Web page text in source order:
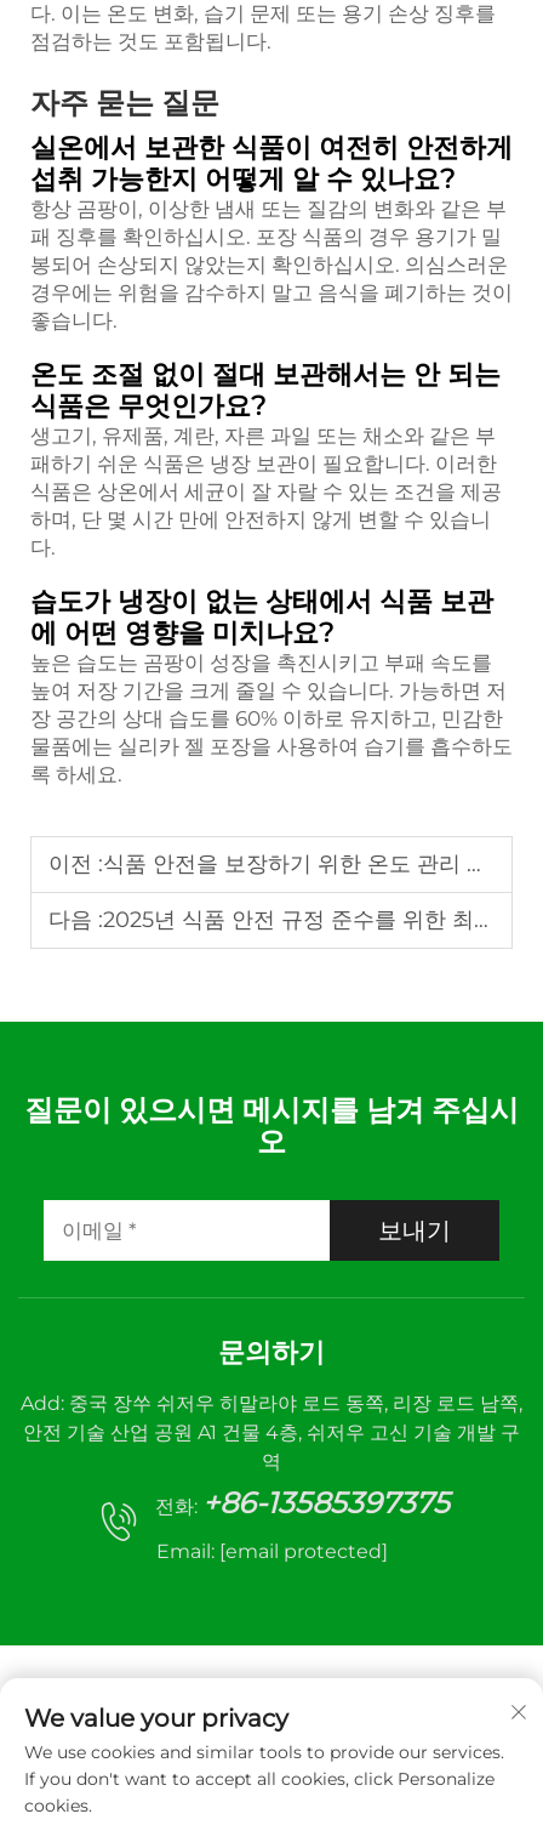
다. 이는 온도 변화, 습기 문제 또는 용기 손상 징후를
점검하는 것도 포함됩니다.
자주 묻는 질문
실온에서 보관한 식품이 여전히 안전하게
섭취 가능한지 어떻게 알 수 있나요?
항상 곰팡이, 이상한 냄새 또는 질감의 변화와 같은 부
패 징후를 확인하십시오. 포장 식품의 경우 용기가 밀
봉되어 손상되지 않았는지 확인하십시오. 의심스러운
경우에는 위험을 감수하지 말고 음식을 폐기하는 것이
좋습니다.
온도 조절 없이 절대 보관해서는 안 되는
식품은 무엇인가요?
생고기, 유제품, 계란, 자른 과일 또는 채소와 같은 부
패하기 쉬운 식품은 냉장 보관이 필요합니다. 이러한
식품은 상온에서 세균이 잘 자랄 수 있는 조건을 제공
하며, 단 몇 시간 만에 안전하지 않게 변할 수 있습니
다.
습도가 냉장이 없는 상태에서 식품 보관
에 어떤 영향을 미치나요?
높은 습도는 곰팡이 성장을 촉진시키고 부패 속도를
높여 저장 기간을 크게 줄일 수 있습니다. 가능하면 저
장 공간의 상대 습도를 60% 이하로 유지하고, 민감한
물품에는 실리카 젤 포장을 사용하여 습기를 흡수하도
록 하세요.
이전 :식품 안전을 보장하기 위한 온도 관리 적용의 핵심 지침
다음 :2025년 식품 안전 규정 준수를 위한 최고의 디지털 온도계
질문이 있으시면 메시지를 남겨 주십시
오
보내기
문의하기
Add: 중국 장쑤 쉬저우 히말라야 로드 동쪽, 리장 로드 남쪽,
안전 기술 산업 공원 A1 건물 4층, 쉬저우 고신 기술 개발 구
역
전화: +86-13585397375
Email: [email protected]
저작권 © 2025 Xuzhou sanhe automatic control
equipment Co.,LTD. 모든 권리 보유
We value your privacy
We use cookies and similar tools to provide our services.
If you don't want to accept all cookies, click Personalize
cookies.